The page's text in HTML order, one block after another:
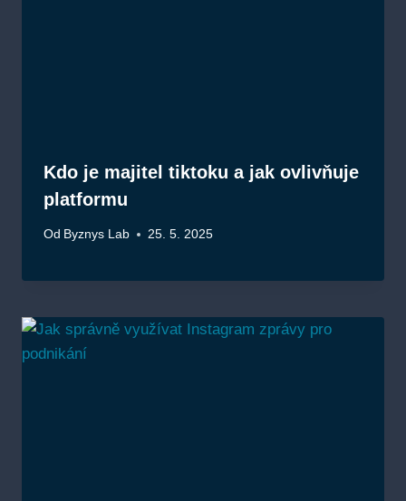
Kdo je majitel tiktoku a jak ovlivňuje
platformu
Od Byznys Lab 25. 5. 2025